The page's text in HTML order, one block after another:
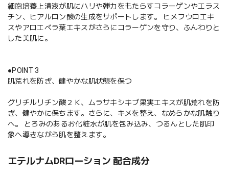
細胞培養上清液が肌にハリや弾力をもたらすコラーゲンやエラス
チン、ヒアルロン酸の生成をサポートします。 ヒメフウロエキ
スやアロエベラ葉エキスがさらにコラーゲンを守り、ふんわりと
した美肌に。
●POINT 3
肌荒れを防ぎ、健やかな肌状態を保つ
グリチルリチン酸２Ｋ、ムラサキシキブ果実エキスが肌荒れを防
ぎ、健やかに保ちます。さらに、キメを整え、なめらかな肌触り
へ。 とろみのあるお化粧水が肌を包み込み、つるんとした肌印
象へ導きながら肌を整えます。
エテルナムDRローション 配合成分